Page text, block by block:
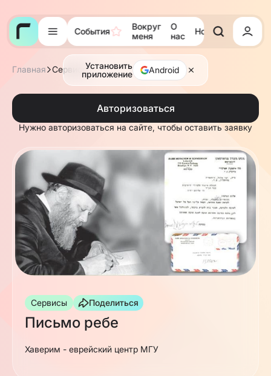
События
Вокруг
меня
О
нас
Новости Тора
Установить
приложение
Android
Главная Сервисы
Авторизоваться
Нужно авторизоваться на сайте, чтобы оставить заявку
Сервисы Поделиться
Письмо ребе
Хаверим - еврейский центр МГУ